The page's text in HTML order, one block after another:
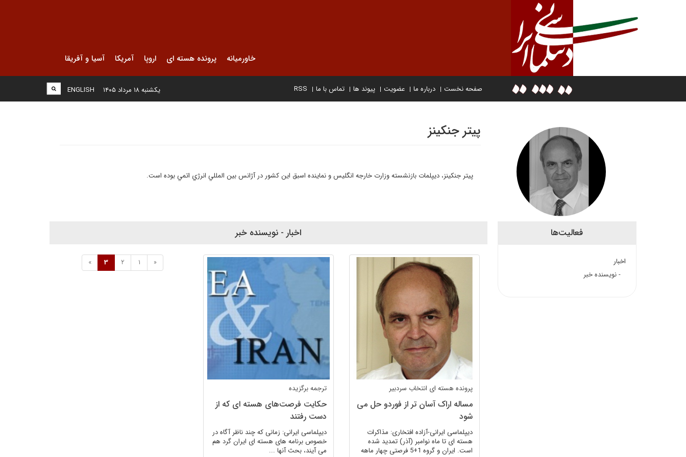
خاورمیانه پرونده هسته ای اروپا آمریکا آسیا و آفریقا
صفحه نخست درباره ما عضویت پیوند ها تماس با ما RSS
ENGLISH یکشنبه ۱۸ مرداد ۱۴۰۵
پیتر جنکینز
پیتر جنکینز، ديپلمات بازنشسته وزارت خارجه انگليس و نماينده اسبق اين كشور در آژانس بين المللي انرژي اتمي بوده است.
فعالیت‌ها
اخبار
- نویسنده خبر
اخبار - نویسنده خبر
پرونده هسته ای انتخاب سردبیر
مساله اراک آسان تر از فوردو حل می
شود
دیپلماسی ایرانی-آزاده افتخاری: مذاکرات
هسته ای تا ماه نوامبر (آذر) تمدید شده
است. ایران و گروه 1+5 فرصتی چهار ماهه
ترجمه برگزیده
حکایت فرصت‌های هسته ای که از
دست رفتند
دیپلماسی ایرانی: زمانی که چند ناظر آگاه در
خصوص برنامه های هسته ای ایران گرد هم
می آیند، بحث آنها ...
«
1
2
3
»